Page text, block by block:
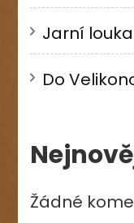
Jarní louka
Do
Žádné